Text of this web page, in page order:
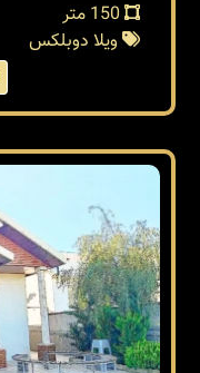
ویلا دوبلکس